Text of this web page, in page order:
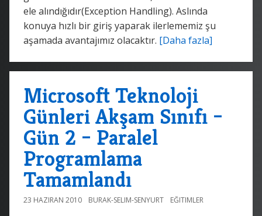
ele alındığıdır(Exception Handling). Aslında
konuya hızlı bir giriş yaparak ilerlememiz şu
aşamada avantajımız olacaktır. [Daha fazla]
Microsoft Teknoloji
Günleri Akşam Sınıfı –
Gün 2 – Paralel
Programlama
Tamamlandı
23 HAZIRAN 2010 BURAK-SELIM-SENYURT EĞITIMLER